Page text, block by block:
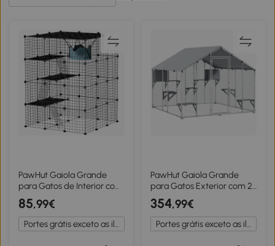
PawHut Gaiola Grande
para Gatos de Interior com
4 Níveis 5 Portas 3
Plataformas de Salto 3
Rampas e Rede
105x105x140 cm Preto
85,99€
Portes grátis exceto as ilhas
PawHut Gaiola Grande
para Gatos Exterior com 2
Casinhas 7 Plataformas
para Saltar Cobertura
Impermeável e Anti-UV
240x193x195 cm Prata
354,99€
Portes grátis exceto as ilhas